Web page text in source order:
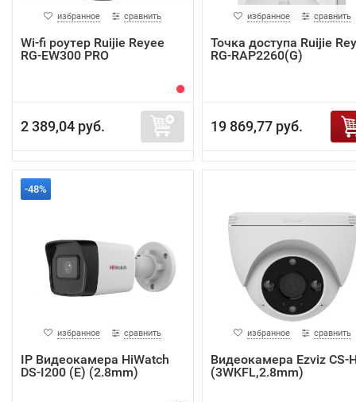
избранное сравнить
Wi-fi роутер Ruijie Reyee
RG-EW300 PRO
2 389,04 руб.
избранное сравнить
Точка доступа Ruijie
RG-RAP2260(G)
19 869,77 руб.
-48%
избранное сравнить
IP Видеокамера HiWatch
DS-I200 (E) (2.8mm)
избранное сравнить
Видеокамера Ezviz CS-
(3WKFL,2.8mm)